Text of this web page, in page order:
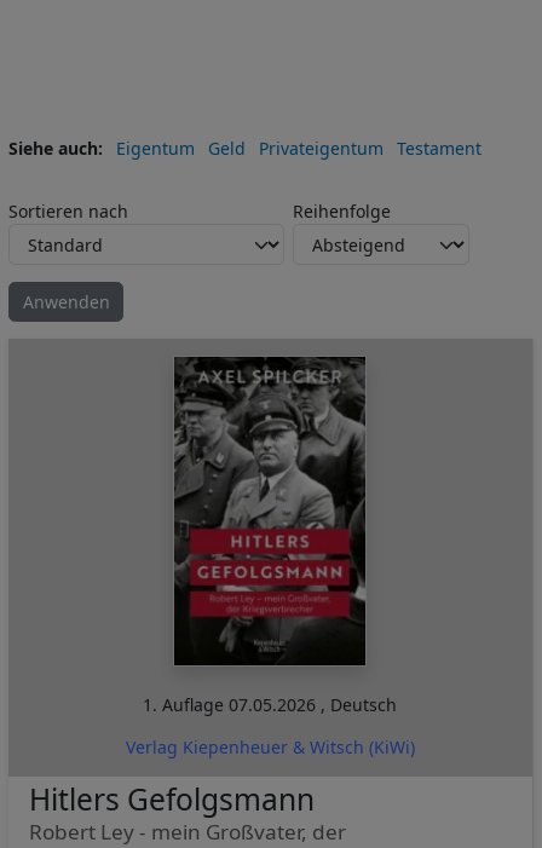
Siehe auch Eigentum Geld Privateigentum Testament
Sortieren nach Reihenfolge
1. Auflage07.05.2026 , Deutsch
Verlag Kiepenheuer & Witsch (KiWi)
Hitlers Gefolgsmann
Robert Ley - mein Großvater, der